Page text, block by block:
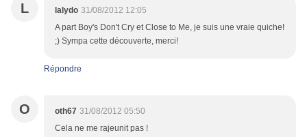
L lalydo 31/08/2012 12:05
A part Boy's Don't Cry et Close to Me, je suis une vraie quiche!
;) Sympa cette découverte, merci!
Répondre
O oth67 31/08/2012 05:50
Cela ne me rajeunit pas !